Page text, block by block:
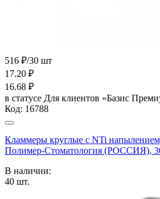
516 ₽/30 шт
17.20 ₽
16.68 ₽
в статусе Для клиентов «Базис
Код: 16788
Кламмеры круглые с NTi
Полимер-Стоматология (РОССИЯ),
В наличии:
40 шт.